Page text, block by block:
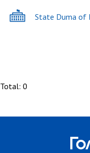
State Duma of
Total: 0